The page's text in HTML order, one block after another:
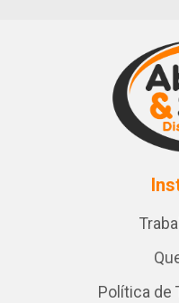
Política de